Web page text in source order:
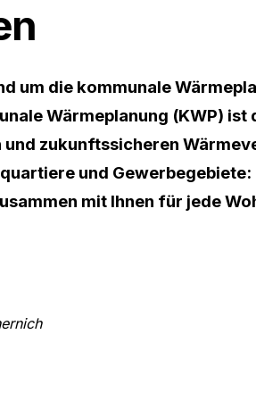
um die kommunale
Wärmeplanung (KWP)
zukunftssicheren
und
mit Ihnen für jede